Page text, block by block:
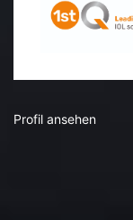
Profil ansehen